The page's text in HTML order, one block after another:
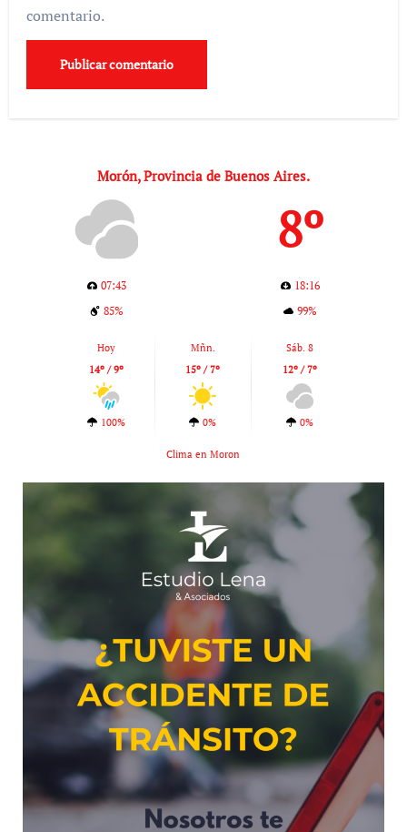
comentario.
Morón, Provincia de Buenos Aires.
8º
07:43
18:16
85%
99%
Hoy
14º / 9º
100%
Mñn.
15º / 7º
0%
Sáb. 8
12º / 7º
0%
Clima en Moron